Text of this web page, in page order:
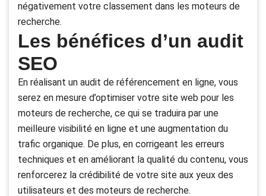
négativement votre classement dans les moteurs de
recherche.
Les bénéfices d’un audit
SEO
En réalisant un audit de référencement en ligne, vous
serez en mesure d’optimiser votre site web pour les
moteurs de recherche, ce qui se traduira par une
meilleure visibilité en ligne et une augmentation du
trafic organique. De plus, en corrigeant les erreurs
techniques et en améliorant la qualité du contenu, vous
renforcerez la crédibilité de votre site aux yeux des
utilisateurs et des moteurs de recherche.